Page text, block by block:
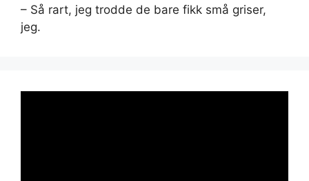
– Så rart, jeg trodde de bare fikk små griser,
jeg.